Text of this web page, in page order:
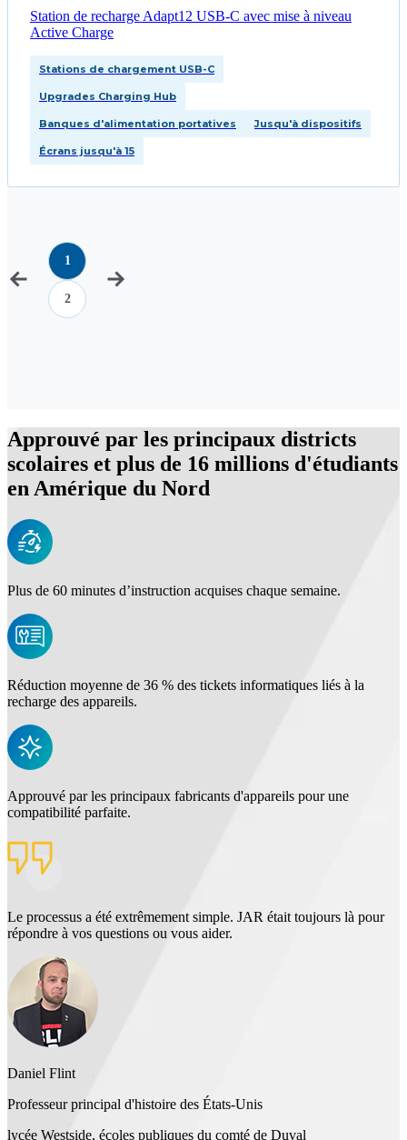
Station de recharge Adapt12 USB-C avec mise à niveau
Active Charge
Stations de chargement USB-C
Upgrades Charging Hub
Banques d'alimentation portatives Jusqu'à dispositifs
Écrans jusqu'à 15
1
2
Approuvé par les principaux districts
scolaires et plus de 16 millions d'étudiants
en Amérique du Nord
Plus de 60 minutes d’instruction acquises chaque semaine.
Réduction moyenne de 36 % des tickets informatiques liés à la
recharge des appareils.
Approuvé par les principaux fabricants d'appareils pour une
compatibilité parfaite.
Le processus a été extrêmement simple. JAR était toujours là pour
répondre à vos questions ou vous aider.
Daniel Flint
Professeur principal d'histoire des États-Unis
lycée Westside, écoles publiques du comté de Duval